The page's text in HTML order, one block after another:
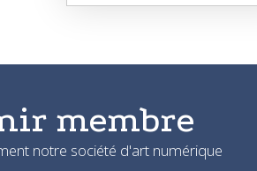
membre
notre société d'art numérique